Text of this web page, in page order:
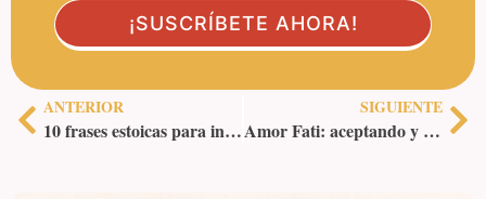
ANTERIOR
10 frases estoicas para inspirar y motivar tu día a día
SIGUIENTE
Amor Fati: aceptando y amando nuestro camino